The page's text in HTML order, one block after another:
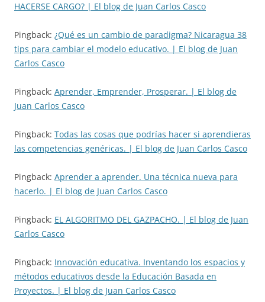
HACERSE CARGO? | El blog de Juan Carlos Casco
Pingback: ¿Qué es un cambio de paradigma? Nicaragua 38
tips para cambiar el modelo educativo. | El blog de Juan
Carlos Casco
Pingback: Aprender, Emprender, Prosperar. | El blog de
Juan Carlos Casco
Pingback: Todas las cosas que podrías hacer si aprendieras
las competencias genéricas. | El blog de Juan Carlos Casco
Pingback: Aprender a aprender. Una técnica nueva para
hacerlo. | El blog de Juan Carlos Casco
Pingback: EL ALGORITMO DEL GAZPACHO. | El blog de Juan
Carlos Casco
Pingback: Innovación educativa. Inventando los espacios y
métodos educativos desde la Educación Basada en
Proyectos. | El blog de Juan Carlos Casco